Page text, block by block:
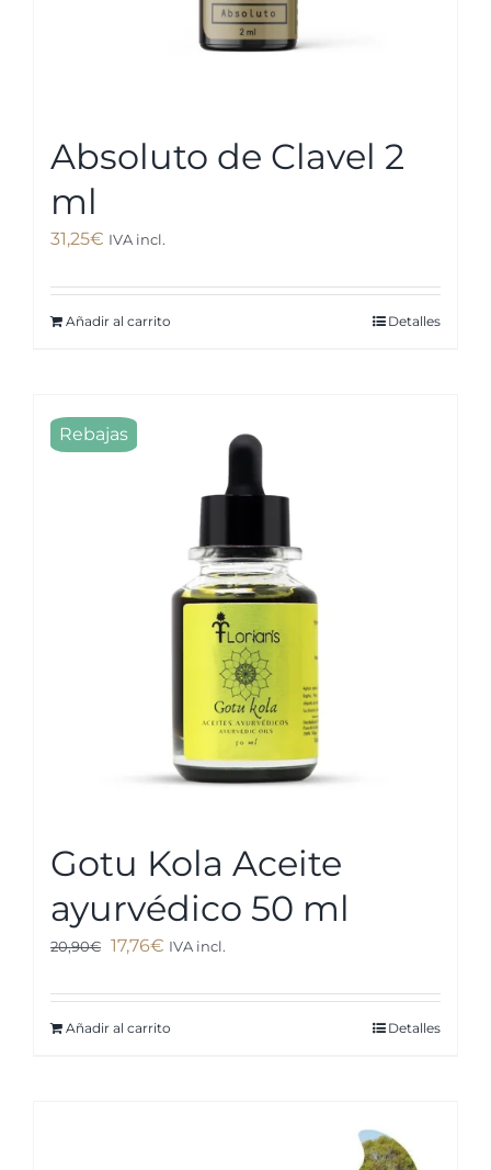
de
producto
Absoluto de Clavel 2
ml
31,25€ IVA incl.
Añadir al carrito Detalles
Rebajas
Gotu Kola Aceite
ayurvédico 50 ml
20,90€ El
original
era:
17,76€El
actual
es:
IVA incl.
Añadir al carrito Detalles